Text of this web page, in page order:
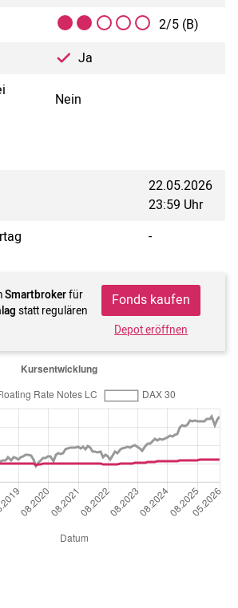
2/5 (B)
Ja
Nein
22.05.2026
23:59 Uhr
-
Smartbrokerfür
statt regulären
Fonds kaufen
Depot eröffnen